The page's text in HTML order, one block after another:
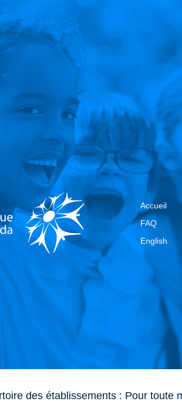
Accueil
FAQ
English
des établissements : Pour toute